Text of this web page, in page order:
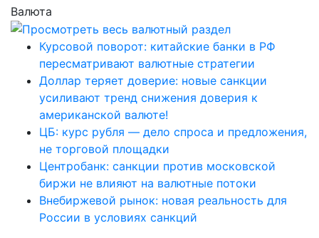
Валюта
Курсовой поворот: китайские банки в РФ
пересматривают валютные стратегии
Доллар теряет доверие: новые санкции
усиливают тренд снижения доверия к
американской валюте!
ЦБ: курс рубля — дело спроса и предложения,
не торговой площадки
Центробанк: санкции против московской
биржи не влияют на валютные потоки
Внебиржевой рынок: новая реальность для
России в условиях санкций